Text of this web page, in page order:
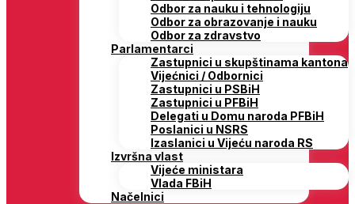
Odbor za nauku i tehnologiju
Odbor za obrazovanje i nauku
Odbor za zdravstvo
Parlamentarci
Zastupnici u skupštinama kantona
Vijećnici / Odbornici
Zastupnici u PSBiH
Zastupnici u PFBiH
Delegati u Domu naroda PFBiH
Poslanici u NSRS
Izaslanici u Vijeću naroda RS
Izvršna vlast
Vijeće ministara
Vlada FBiH
Načelnici